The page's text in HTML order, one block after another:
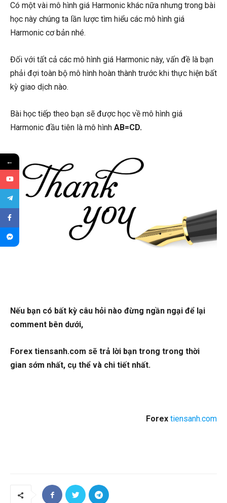
Có một vài mô hình giá Harmonic khác nữa nhưng trong bài
học này chúng ta lần lược tìm hiểu các mô hình giá
Harmonic cơ bản nhé.
Đối với tất cả các mô hình giá Harmonic này, vấn đề là bạn
phải đợi toàn bộ mô hình hoàn thành trước khi thực hiện bất
kỳ giao dịch nào.
Bài học tiếp theo bạn sẽ được học về mô hình giá
Harmonic đầu tiên là mô hình AB=CD.
Nếu bạn có bất kỳ câu hỏi nào đừng ngần ngại để lại
comment bên dưới,
Forex tiensanh.com sẽ trả lời bạn trong trong thời
gian sớm nhất, cụ thể và chi tiết nhất.
Forex tiensanh.com
←